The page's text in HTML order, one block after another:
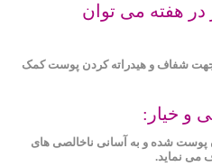
در هفته می توان
جهت شفاف و هیدراته کردن پوست کمک
و خیار:
شده و به ‌آسانی ناخالصی‌ های
می نماید.